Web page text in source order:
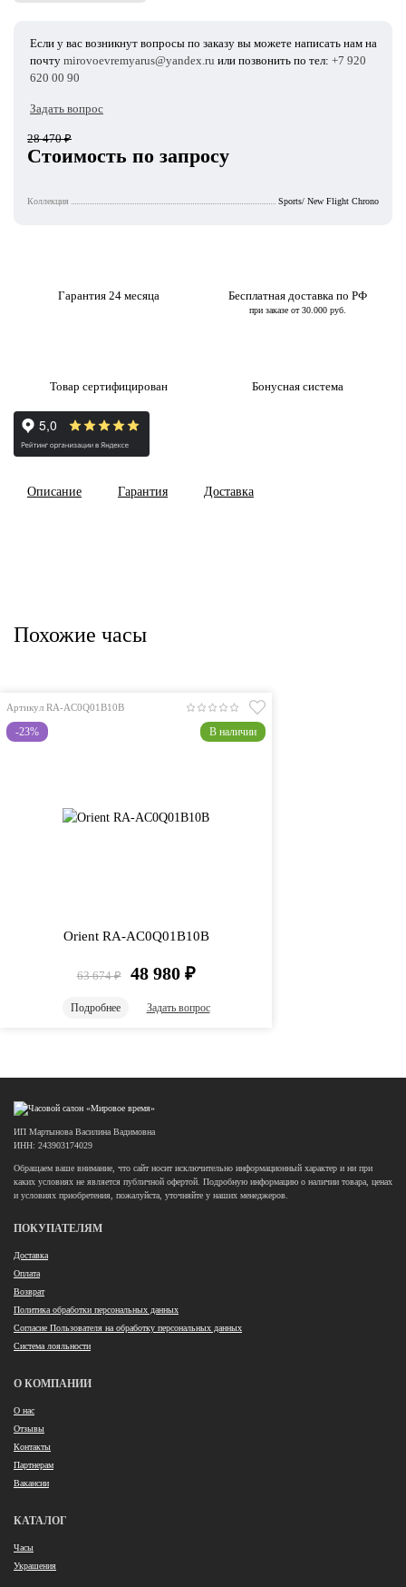
Если у вас возникнут вопросы по заказу вы можете написать нам на
почту mirovoevremyarus@yandex.ru или позвонить по тел: +7 920
620 00 90
Задать вопрос
28 470₽
Стоимость по запросу
Коллекция Sports/ New Flight Chrono
Гарантия 24 месяца Бесплатная доставка по РФ
при заказе от 30.000 руб.
Товар сертифицирован Бонусная система
Описание Гарантия Доставка
Похожие часы
Артикул RA-AC0Q01B10B
-23% В наличии
Orient RA-AC0Q01B10B
63 674 ₽ 48 980 ₽
Подробнее Задать вопрос
ИП Мартынова Василина Вадимовна
ИНН: 243903174029
Обращаем ваше внимание, что сайт носит исключительно информационный характер и ни при
каких условиях не является публичной офертой. Подробную информацию о наличии товара, ценах
и условиях приобретения, пожалуйста, уточняйте у наших менеджеров.
ПОКУПАТЕЛЯМ
Доставка
Оплата
Возврат
Политика обработки персональных данных
Согласие Пользователя на обработку персональных данных
Система лояльности
О КОМПАНИИ
О нас
Отзывы
Контакты
Партнерам
Вакансии
КАТАЛОГ
Часы
Украшения